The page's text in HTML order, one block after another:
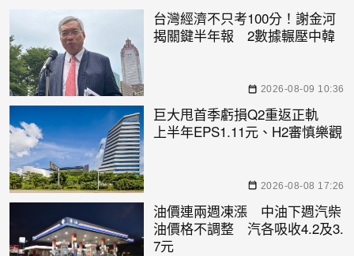
台灣經濟不只考100分！謝金河
揭關鍵半年報 2數據輾壓中韓
2026-08-09 10:36
巨大甩首季虧損Q2重返正軌
上半年EPS1.11元、H2審慎樂觀
2026-08-08 17:26
油價連兩週凍漲 中油下週汽柴
油價格不調整 汽各吸收4.2及3.
7元